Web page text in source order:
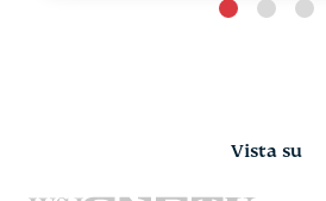
Vista su